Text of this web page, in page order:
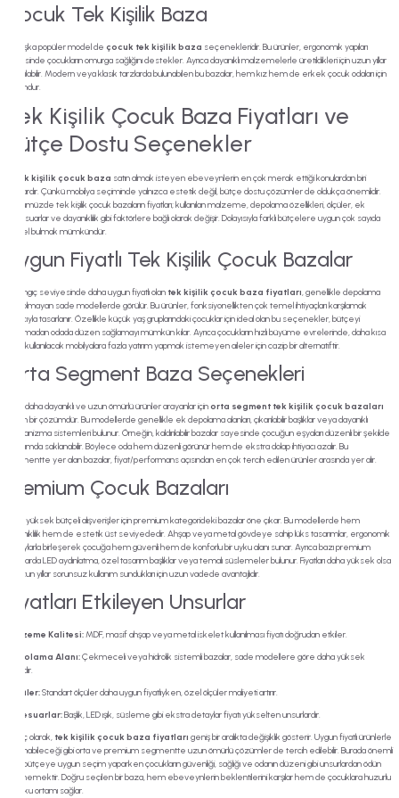
Çocuk Tek Kişilik Baza
Bir başka popüler model de çocuk tek kişilik baza seçenekleridir. Bu ürünler, ergonomik yapıları
sayesinde çocukların omurga sağlığını destekler. Ayrıca dayanıklı malzemelerle üretildikleri için uzun yıllar
kullanılabilir. Modern veya klasik tarzlarda bulunabilen bu bazalar, hem kız hem de erkek çocuk odaları için
uygundur.
Tek Kişilik Çocuk Baza Fiyatları ve
Bütçe Dostu Seçenekler
tek kişilik çocuk baza satın almak isteyen ebeveynlerin en çok merak ettiği konulardan biri
fiyatlardır. Çünkü mobilya seçiminde yalnızca estetik değil, bütçe dostu çözümler de oldukça önemlidir.
Günümüzde tek kişilik çocuk bazaların fiyatları; kullanılan malzeme, depolama özellikleri, ölçüler, ek
aksesuarlar ve dayanıklılık gibi faktörlere bağlı olarak değişir. Dolayısıyla farklı bütçelere uygun çok sayıda
model bulmak mümkündür.
Uygun Fiyatlı Tek Kişilik Çocuk Bazalar
Başlangıç seviyesinde daha uygun fiyatlı olan tek kişilik çocuk baza fiyatları, genellikle depolama
alanı olmayan sade modellerde görülür. Bu ürünler, fonksiyonellikten çok temel ihtiyaçları karşılamak
amacıyla tasarlanır. Özellikle küçük yaş gruplarındaki çocuklar için ideal olan bu seçenekler, bütçeyi
zorlamadan odada düzen sağlamayı mümkün kılar. Ayrıca çocukların hızlı büyüme evrelerinde, daha kısa
süre kullanılacak mobilyalara fazla yatırım yapmak istemeyen aileler için cazip bir alternatiftir.
Orta Segment Baza Seçenekleri
Biraz daha dayanıklı ve uzun ömürlü ürünler arayanlar içinorta segment tek kişilik çocuk bazaları
uygun bir çözümdür. Bu modellerde genellikle ek depolama alanları, çıkarılabilir başlıklar veya dayanıklı
mekanizma sistemleri bulunur. Örneğin, kaldırılabilir bazalar sayesinde çocuğun eşyaları düzenli bir şekilde
alt kısımda saklanabilir. Böylece oda hem düzenli görünür hem de ekstra dolap ihtiyacı azalır. Bu
segmentte yer alan bazalar, fiyat/performans açısından en çok tercih edilen ürünler arasında yer alır.
Premium Çocuk Bazaları
Daha yüksek bütçeli alışverişler için premium kategorideki bazalar öne çıkar. Bu modellerde hem
dayanıklılık hem de estetik üst seviyededir. Ahşap veya metal gövdeye sahip lüks tasarımlar, ergonomik
detaylarla birleşerek çocuğa hem güvenli hem de konforlu bir uyku alanı sunar. Ayrıca bazı premium
bazalarda LED aydınlatma, özel tasarım başlıklar veya temalı süslemeler bulunur. Fiyatları daha yüksek olsa
da uzun yıllar sorunsuz kullanım sundukları için uzun vadede avantajlıdır.
Fiyatları Etkileyen Unsurlar
Malzeme Kalitesi:MDF, masif ahşap veya metal iskelet kullanılması fiyatı doğrudan etkiler.
Depolama Alanı:Çekmeceli veya hidrolik sistemli bazalar, sade modellere göre daha yüksek
fiyatlıdır.
Ölçüler:Standart ölçüler daha uygun fiyatlıyken, özel ölçüler maliyeti artırır.
Aksesuarlar:Başlık, LED ışık, süsleme gibi ekstra detaylar fiyatı yükselten unsurlardır.
Sonuç olarak, tek kişilik çocuk baza fiyatları geniş bir aralıkta değişiklik gösterir. Uygun fiyatlı ürünlerle
başlanabileceği gibi orta ve premium segmentte uzun ömürlü çözümler de tercih edilebilir. Burada önemli
olan, bütçeye uygun seçim yaparken çocukların güvenliği, sağlığı ve odanın düzeni gibi unsurlardan ödün
vermemektir. Doğru seçilen bir baza, hem ebeveynlerin beklentilerini karşılar hem de çocuklara huzurlu
bir uyku ortamı sağlar.